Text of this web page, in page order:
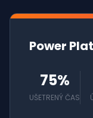
Power
75%
UŠETRENÝ ČAS